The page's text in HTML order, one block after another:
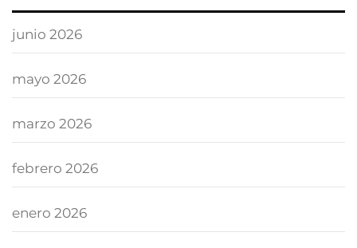
junio 2026
mayo 2026
marzo 2026
febrero 2026
enero 2026